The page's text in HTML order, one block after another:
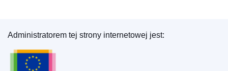
Urząd Publikacji Unii Europejskiej
Administratorem tej strony internetowej jest: